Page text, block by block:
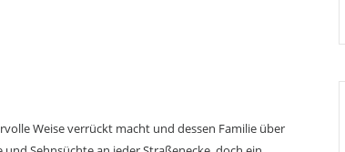
Weise verrückt macht und dessen Familie über